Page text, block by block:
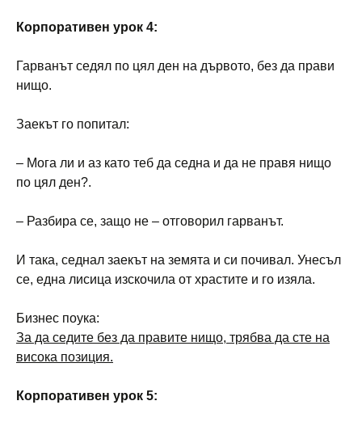
Корпоративен урок 4:
Гарванът седял по цял ден на дървото, без да прави
нищо.
Заекът го попитал:
– Мога ли и аз като теб да седна и да не правя нищо
по цял ден?.
– Разбира се, защо не – отговорил гарванът.
И така, седнал заекът на земята и си почивал. Унесъл
се, една лисица изскочила от храстите и го изяла.
Бизнес поука:
За да седите без да правите нищо, трябва да сте на
висока позиция.
Корпоративен урок 5: